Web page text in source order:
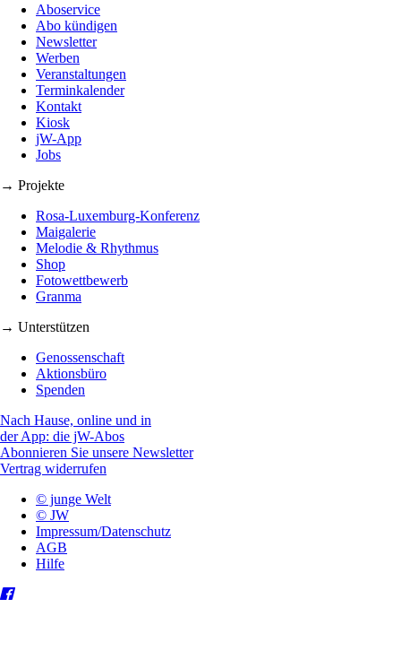
Aboservice
Abo kündigen
Newsletter
Werben
Veranstaltungen
Terminkalender
Kontakt
Kiosk
jW-App
Jobs
→ Projekte
Rosa-Luxemburg-Konferenz
Maigalerie
Melodie & Rhythmus
Shop
Fotowettbewerb
Granma
→ Unterstützen
Genossenschaft
Aktionsbüro
Spenden
Nach Hause, online und in
der App: die jW-Abos
Abonnieren Sie unsere Newsletter
Vertrag widerrufen
© junge Welt
© JW
Impressum/Datenschutz
AGB
Hilfe